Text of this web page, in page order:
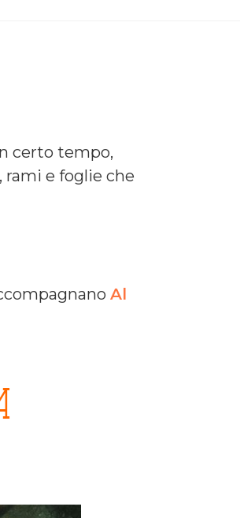
certo tempo,
e foglie che
Al